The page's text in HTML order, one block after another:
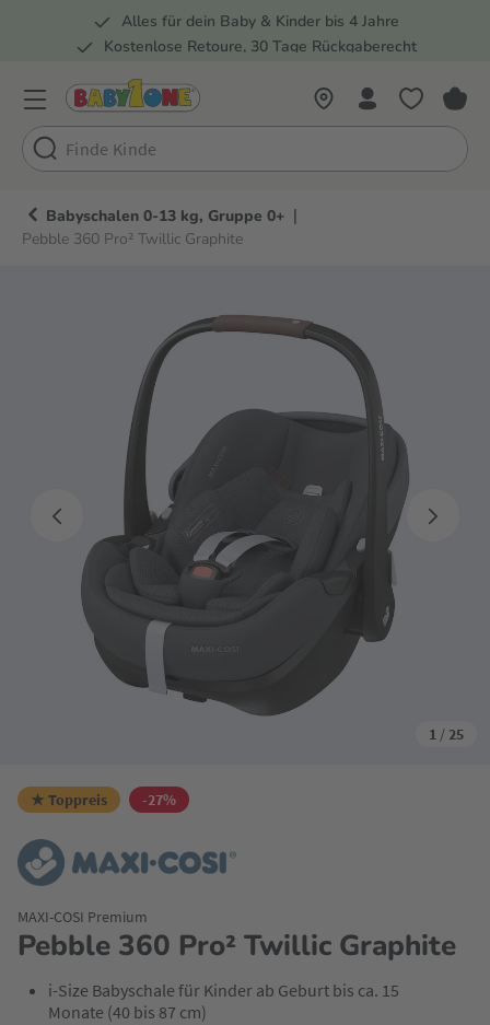
Zur Hauptnavigation springen
Alles für dein Baby & Kinder bis 4 Jahre
Kostenlose Retoure, 30 Tage Rückgaberecht
Babyschalen 0-13 kg, Gruppe 0+ |
Pebble 360 Pro² Twillic Graphite
1 / 25
★ Toppreis -27%
Pebble 360 Pro² Twillic Graphite
MAXI-COSI Premium
i-Size Babyschale für Kinder ab Geburt bis ca. 15
Monate (40 bis 87 cm)